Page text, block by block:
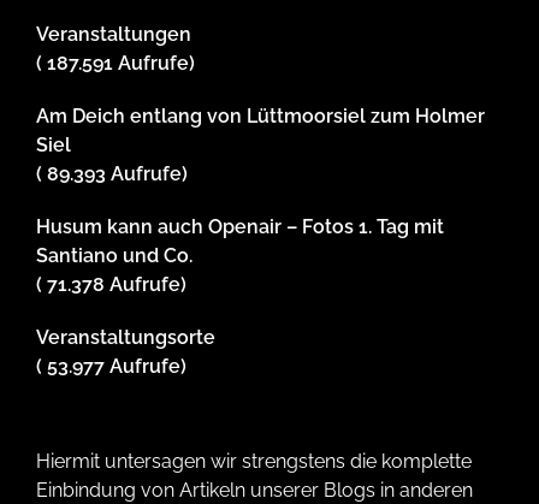
Veranstaltungen
( 187.591 Aufrufe)
Am Deich entlang von Lüttmoorsiel zum Holmer
Siel
( 89.393 Aufrufe)
Husum kann auch Openair – Fotos 1. Tag mit
Santiano und Co.
( 71.378 Aufrufe)
Veranstaltungsorte
( 53.977 Aufrufe)
Hiermit untersagen wir strengstens die komplette
Einbindung von Artikeln unserer Blogs in anderen